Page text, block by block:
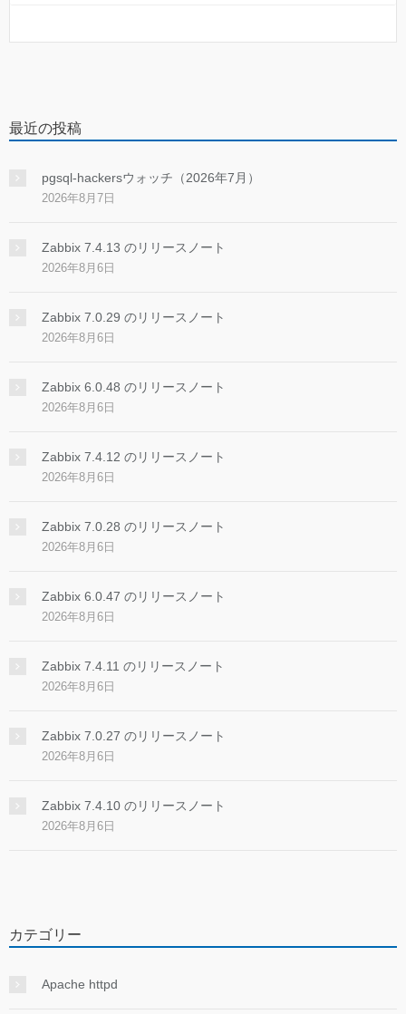
最近の投稿
pgsql-hackersウォッチ（2026年7月）
2026年8月7日
Zabbix 7.4.13 のリリースノート
2026年8月6日
Zabbix 7.0.29 のリリースノート
2026年8月6日
Zabbix 6.0.48 のリリースノート
2026年8月6日
Zabbix 7.4.12 のリリースノート
2026年8月6日
Zabbix 7.0.28 のリリースノート
2026年8月6日
Zabbix 6.0.47 のリリースノート
2026年8月6日
Zabbix 7.4.11 のリリースノート
2026年8月6日
Zabbix 7.0.27 のリリースノート
2026年8月6日
Zabbix 7.4.10 のリリースノート
2026年8月6日
カテゴリー
Apache httpd